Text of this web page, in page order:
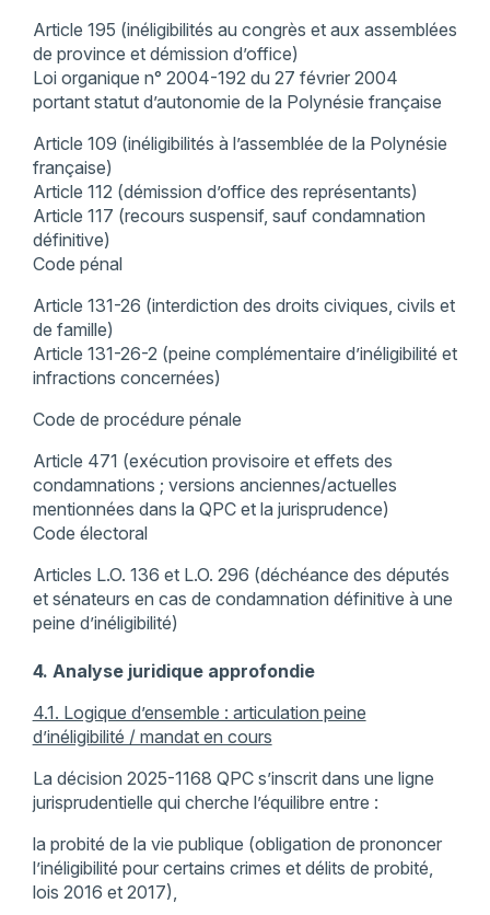
Article 195 (inéligibilités au congrès et aux assemblées
de province et démission d’office)
Loi organique n° 2004-192 du 27 février 2004
portant statut d’autonomie de la Polynésie française
Article 109 (inéligibilités à l’assemblée de la Polynésie
française)
Article 112 (démission d’office des représentants)
Article 117 (recours suspensif, sauf condamnation
définitive)
Code pénal
Article 131-26 (interdiction des droits civiques, civils et
de famille)
Article 131-26-2 (peine complémentaire d’inéligibilité et
infractions concernées)
Code de procédure pénale
Article 471 (exécution provisoire et effets des
condamnations ; versions anciennes/actuelles
mentionnées dans la QPC et la jurisprudence)
Code électoral
Articles L.O. 136 et L.O. 296 (déchéance des députés
et sénateurs en cas de condamnation définitive à une
peine d’inéligibilité)
4. Analyse juridique approfondie
4.1. Logique d’ensemble : articulation peine
d’inéligibilité / mandat en cours
La décision 2025-1168 QPC s’inscrit dans une ligne
jurisprudentielle qui cherche l’équilibre entre :
la probité de la vie publique (obligation de prononcer
l’inéligibilité pour certains crimes et délits de probité,
lois 2016 et 2017),